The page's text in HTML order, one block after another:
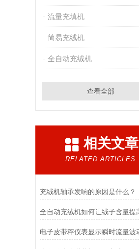
流量充填机
简易充绒机
全自动充绒机
查看全部
相关文章
RELATED ARTICLES
充绒机轴承发响的原因是什么？